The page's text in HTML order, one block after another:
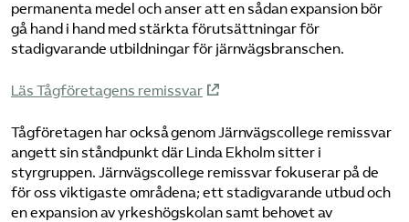
Bli medlem
Logga in på Arbetsgivarguiden
Sök på tagforetagen.se
permanenta medel och anser att en sådan expansion bör
gå hand i hand med stärkta förutsättningar för
stadigvarande utbildningar för järnvägsbranschen.
Läs Tågföretagens remissvar
Tågföretagen har också genom Järnvägscollege remissvar
angett sin ståndpunkt där Linda Ekholm sitter i
styrgruppen. Järnvägscollege remissvar fokuserar på de
för oss viktigaste områdena; ett stadigvarande utbud och
en expansion av yrkeshögskolan samt behovet av